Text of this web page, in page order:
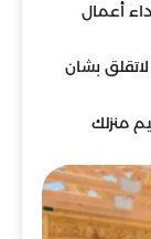
أعمال
لاتقلق بشان
منزلك